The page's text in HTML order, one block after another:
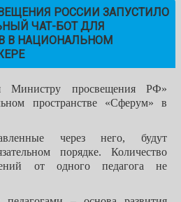
РОССИИ ЗАПУСТИЛО
ЧАТ-БОТ ДЛЯ
В НАЦИОНАЛЬНОМ
Министру просвещения РФ»
пространстве «Сферум» в
через него, будут
порядке. Количество
от одного педагога не